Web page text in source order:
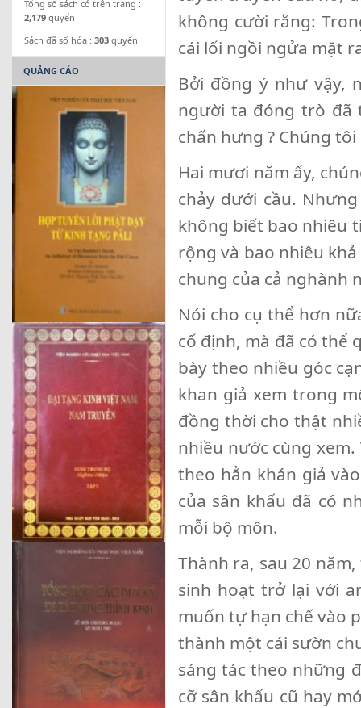
không cười rằng:
cái lối ngồi ngửa mặt
Bởi đồng ý như vậy,
người ta đóng trò đã
chấn hưng ? Chúng
Hai mươi năm ấy,
chảy dưới cầu.
không biết bao nhiêu
rộng và bao nhiêu
chung của cả nghành
Nói cho cụ thể hơn
cố định, mà đã có thể
bày theo nhiều góc
khan giả xem trong
đồng thời cho thật
nhiều nước cùng
theo hẳn khán giả
của sân khấu đã có
mỗi bộ môn.
Thành ra, sau 20
sinh hoạt trở lại với
muốn tự hạn chế vào
thành một cái sườn
sáng tác theo những
cỡ sân khấu cũ hay
Tổng số sách có trên trang :
2,179 quyển
Sách đã số hóa : 303 quyển
QUẢNG CÁO